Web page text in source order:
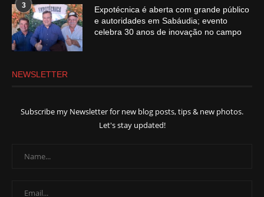
3
Expotécnica é aberta com grande público
e autoridades em Sabáudia; evento
celebra 30 anos de inovação no campo
NEWSLETTER
Subscribe my Newsletter for new blog posts, tips & new photos.
Let's stay updated!